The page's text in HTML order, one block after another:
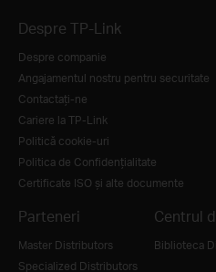
Despre TP-Link
Despre companie
Angajamentul nostru pentru securitate
Contactați-ne
Cariere la TP-Link
Politică cookie-uri
Politica de Confidențialitate
Certificate ISO și alte documente
Parteneri
Master Distributors
Specialized Distributors
Centrul
Biblioteca